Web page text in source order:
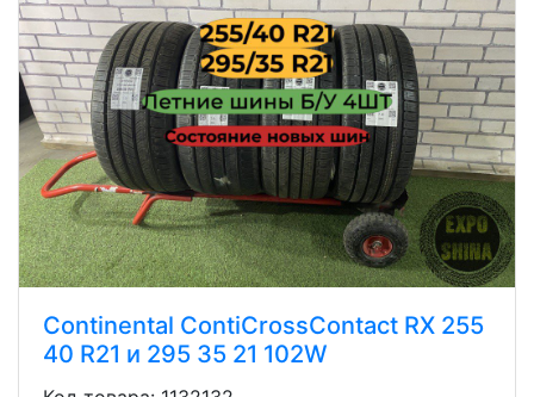
Continental ContiCrossContact RX 255
40 R21 и 295 35 21 102W